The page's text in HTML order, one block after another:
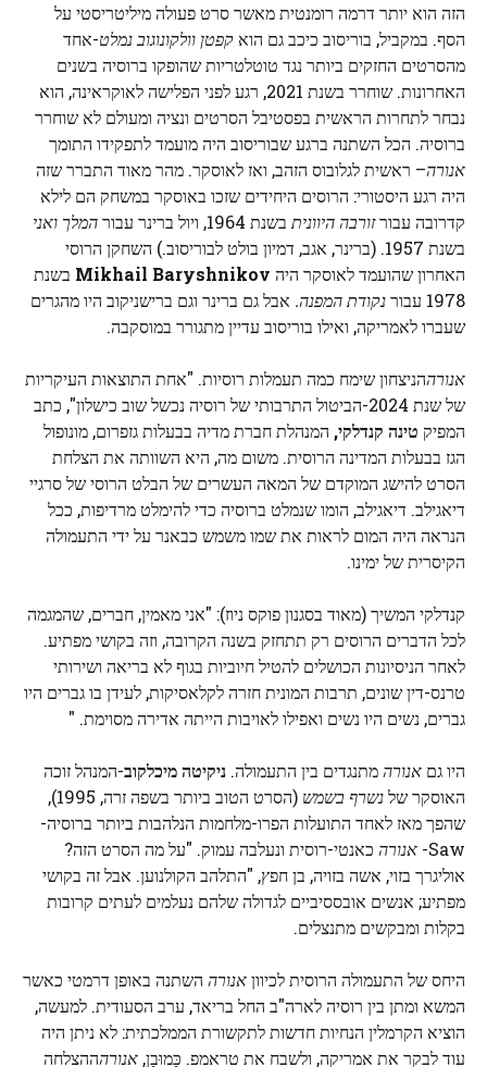
הזה הוא יותר דרמה רומנטית מאשר סרט פעולה מיליטריסטי על
הסף. במקביל, בוריסוב כיכב גם הואקפטן וולקונוגוב נמלט-אחד
מהסרטים החזקים ביותר נגד טוטלטריות שהופקו ברוסיה בשנים
האחרונות. שוחרר בשנת 2021, רגע לפני הפלישה לאוקראינה, הוא
נבחר לתחרות הראשית בפסטיבל הסרטים ונציה ומעולם לא שוחרר
ברוסיה. הכל השתנה ברגע שבוריסוב היה מועמד לתפקידו התומך
אנורה– ראשית לגלובוס הזהב, ואז לאוסקר. מהר מאוד התברר שזה
היה רגע היסטורי: הרוסים היחידים שזכו באוסקר במשחק הם לילא
קדרובה עבורזורבה היווניתבשנת 1964, ויול ברינר עבור
המלך ואני
בשנת 1957. (ברינר, אגב, דמיון בולט לבוריסוב.) השחקן הרוסי
האחרון שהועמד לאוסקר היה Mikhail Baryshnikov בשנת
1978 עבור
נקודת המפנה. אבל גם ברינר וגם ברישניקוב היו מהגרים
שעברו לאמריקה, ואילו בוריסוב עדיין מתגורר במוסקבה.
אנורההניצחון שימח כמה תעמלות רוסיות. "אחת התוצאות העיקריות
של שנת 2024-הביטול התרבותי של רוסיה נכשל שוב כישלון", כתב
המפיק טינה קנדלקי, המנהלת חברת מדיה בבעלות גזפרום, מונופול
הגז בבעלות המדינה הרוסית. משום מה, היא השוותה את הצלחת
הסרט להישג המוקדם של המאה העשרים של הבלט הרוסי של סרגיי
דיאגילב. דיאגילב, הומו שנמלט ברוסיה כדי להימלט מרדיפות, ככל
הנראה היה המום לראות את שמו משמש כבאנר על ידי התעמולה
הקיסרית של ימינו.
קנדלקי המשיך (מאוד בסגנון פוקס ניוז): "אני מאמין, חברים, שהמגמה
לכל הדברים הרוסים רק תתחזק בשנה הקרובה, וזה בקושי מפתיע.
לאחר הניסיונות הכושלים להטיל חיוביות בגוף לא בריאה ושירותי
טרנס-דין שונים, תרבות המונית חזרה לקלאסיקות, לעידן בו גברים היו
גברים, נשים היו נשים ואפילו לאויבות הייתה אדירה מסוימת. "
היו גם אנורהמתנגדים בין התעמולה. ניקיטה מיכלקוב-המנהל זוכה
האוסקר שלנשרף בשמש
(הסרט הטוב ביותר בשפה זרה, 1995),
שהפך מאז לאחד התועלות הפרו-מלחמות הנלהבות ביותר ברוסיה-
Saw- אנורה כאנטי-רוסית ונעלבה עמוק. "על מה הסרט הזה?
אוליגרך בזוי, אשה בזויה, בן חפץ, "התלהב הקולנוען. אבל זה בקושי
מפתיע; אנשים אובססיביים לגדולה שלהם נעלמים לעתים קרובות
בקלות ומבקשים מתנצלים.
היחס של התעמולה הרוסית לכיווןאנורה השתנה באופן דרמטי כאשר
המשא ומתן בין רוסיה לארה"ב החל בריאד, ערב הסעודית. למעשה,
הוציא הקרמלין הנחיות חדשות לתקשורת הממלכתית: לא ניתן היה
עוד לבקר את אמריקה, ולשבח את טראמפ. כַּמוּבָן, אנורהההצלחה